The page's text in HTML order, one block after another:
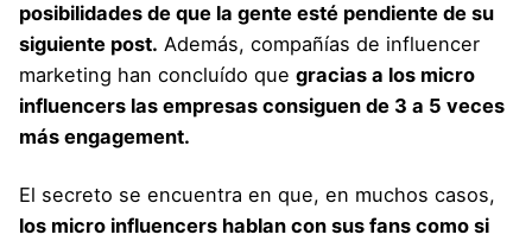
posibilidades de que la gente esté pendiente de su
siguiente post. Además, compañías de influencer
marketing han concluído que gracias a los micro
influencers las empresas consiguen de 3 a 5 veces
más engagement.
El secreto se encuentra en que, en muchos casos,
los micro influencers hablan con sus fans como si